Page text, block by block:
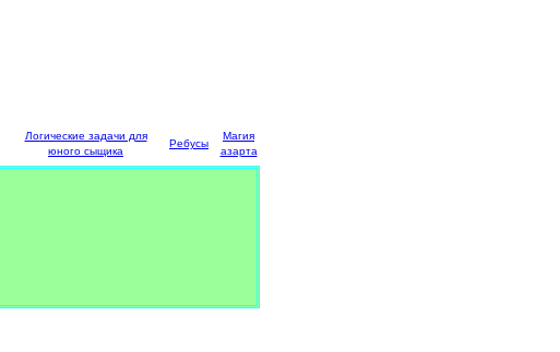
Логические задачи для
юного сыщика
Ребусы
Магия
азарта